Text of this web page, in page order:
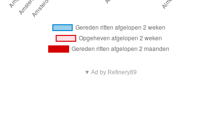
▼ Ad by Refinery89